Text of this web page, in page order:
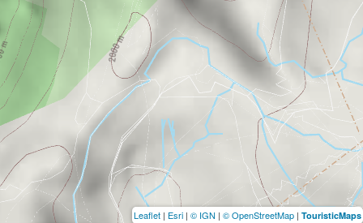
Leaflet | Esri | © IGN | © OpenStreetMap | TouristicMaps